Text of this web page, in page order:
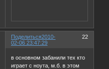
Поделиться 22
2010-
02-06 23:47:29
в основном забанили тех кто
играет с ноута, м.б. в этом